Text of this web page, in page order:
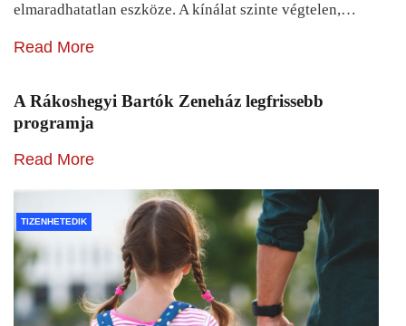
elmaradhatatlan eszköze. A kínálat szinte végtelen,…
Read More
A Rákoshegyi Bartók Zeneház legfrissebb
programja
Read More
TIZENHETEDIK